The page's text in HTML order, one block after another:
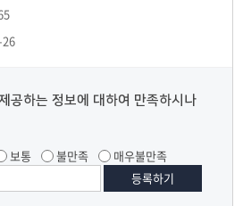
공하는 정보에 대하여 만족하시나
보통 불만족 매우불만족